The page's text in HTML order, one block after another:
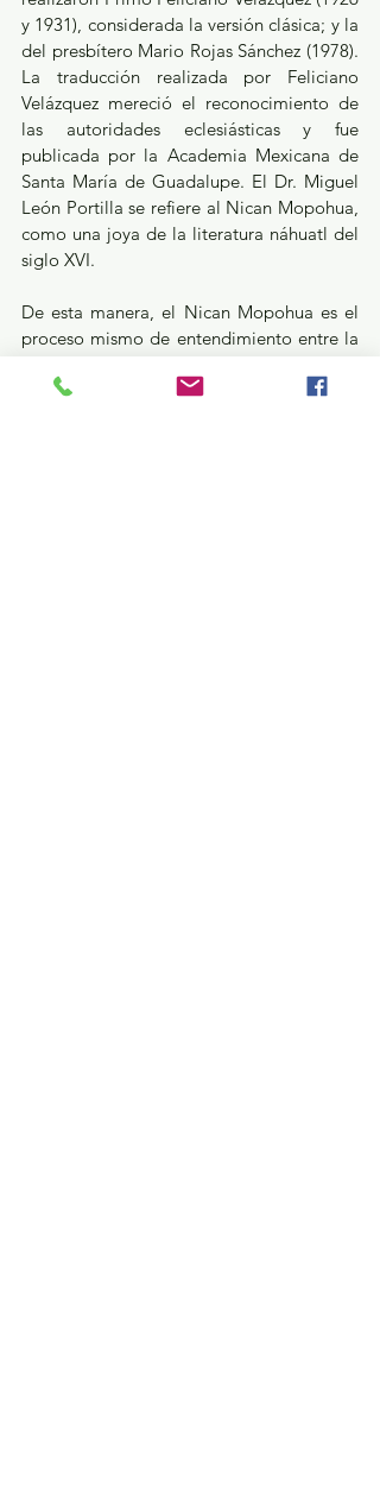
y 1931), considerada la versión clásica; y la
del presbítero Mario Rojas Sánchez (1978).
La traducción realizada por Feliciano
Velázquez mereció el reconocimiento de
las autoridades eclesiásticas y fue
publicada por la Academia Mexicana de
Santa María de Guadalupe. El Dr. Miguel
León Portilla se refiere al Nican Mopohua,
como una joya de la literatura náhuatl del
siglo XVI.
De esta manera, el Nican Mopohua es el
proceso mismo de entendimiento entre la
obispo fray Juan de Zumárraga. Describe